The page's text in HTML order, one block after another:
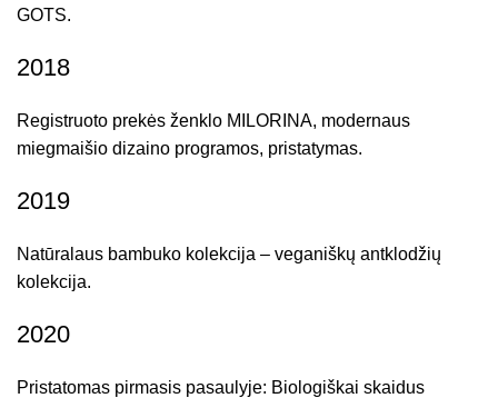
GOTS.
2018
Registruoto prekės ženklo MILORINA, modernaus
miegmaišio dizaino programos, pristatymas.
2019
Natūralaus bambuko kolekcija – veganiškų antklodžių
kolekcija.
2020
Pristatomas pirmasis pasaulyje: Biologiškai skaidus